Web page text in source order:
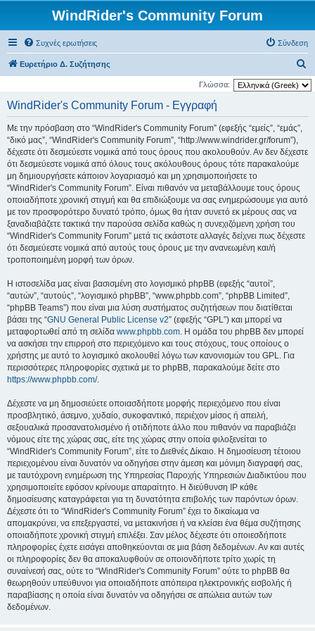
WindRider's Community Forum
Συχνές ερωτήσεις Σύνδεση
Ευρετήριο Δ. Συζήτησης
ν
η
Γλώσσα:
WindRider's Community Forum - Εγγραφή
Με την πρόσβαση στο “WindRider's Community Forum” (εφεξής “εμείς”, “εμάς”,
“δικό μας”, “WindRider's Community Forum”, “http://www.windrider.gr/forum”),
δέχεστε ότι δεσμεύεστε νομικά από τους όρους που ακολουθούν. Αν δεν δέχεστε
ότι δεσμεύεστε νομικά από όλους τους ακόλουθους όρους τότε παρακαλούμε
μη δημιουργήσετε κάποιον λογαριασμό και μη χρησιμοποιήσετε το
“WindRider's Community Forum”. Είναι πιθανόν να μεταβάλλουμε τους όρους
οποιαδήποτε χρονική στιγμή και θα επιδιώξουμε να σας ενημερώσουμε για αυτό
με τον προσφορότερο δυνατό τρόπο, όμως θα ήταν συνετό εκ μέρους σας να
ξαναδιαβάζετε τακτικά την παρούσα σελίδα καθώς η συνεχιζόμενη χρήση του
“WindRider's Community Forum” μετά τις εκάστοτε αλλαγές δείχνει πως δέχεστε
ότι δεσμεύεστε νομικά από αυτούς τους όρους με την ανανεωμένη και/ή
τροποποιημένη μορφή των όρων.
Η ιστοσελίδα μας είναι βασισμένη στο λογισμικό phpBB (εφεξής “αυτοί”,
“αυτών”, “αυτούς”, “λογισμικό phpBB”, “www.phpbb.com”, “phpBB Limited”,
“phpBB Teams”) που είναι μια λύση συστήματος συζητήσεων που διατίθεται
βάσει της “GNU General Public License v2” (εφεξής “GPL”) και μπορεί να
μεταφορτωθεί από τη σελίδα www.phpbb.com. Η ομάδα του phpBB δεν μπορεί
να ασκήσει την επιρροή στο περιεχόμενο και τους στόχους, τους οποίους ο
χρήστης με αυτό το λογισμικό ακολουθεί λόγω των κανονισμών του GPL. Για
περισσότερες πληροφορίες σχετικά με το phpBB, παρακαλούμε δείτε στο
https://www.phpbb.com/.
Δέχεστε να μη δημοσιεύετε οποιασδήποτε μορφής περιεχόμενο που είναι
προσβλητικό, άσεμνο, χυδαίο, συκοφαντικό, περιέχον μίσος ή απειλή,
σεξουαλικά προσανατολισμένο ή οτιδήποτε άλλο που πιθανόν να παραβιάζει
νόμους είτε της χώρας σας, είτε της χώρας στην οποία φιλοξενείται το
“WindRider's Community Forum”, είτε το Διεθνές Δίκαιο. Η δημοσίευση τέτοιου
περιεχομένου είναι δυνατόν να οδηγήσει στην άμεση και μόνιμη διαγραφή σας,
με ταυτόχρονη ενημέρωση της Υπηρεσίας Παροχής Υπηρεσιών Διαδικτύου που
χρησιμοποιείτε εφόσον κρίνουμε απαραίτητο. Η διεύθυνση IP κάθε
δημοσίευσης καταγράφεται για τη δυνατότητα επιβολής των παρόντων όρων.
Δέχεστε ότι το “WindRider's Community Forum” έχει το δικαίωμα να
απομακρύνει, να επεξεργαστεί, να μετακινήσει ή να κλείσει ένα θέμα συζήτησης
οποιαδήποτε χρονική στιγμή επιλέξει. Σαν μέλος δέχεστε ότι οποιεσδήποτε
πληροφορίες έχετε εισάγει αποθηκεύονται σε μια βάση δεδομένων. Αν και αυτές
οι πληροφορίες δεν θα αποκαλυφθούν σε οποιονδήποτε τρίτο χωρίς τη
συναίνεσή σας, ούτε το “WindRider's Community Forum” ούτε το phpBB θα
θεωρηθούν υπεύθυνοι για οποιαδήποτε απόπειρα ηλεκτρονικής εισβολής ή
παραβίασης η οποία είναι δυνατόν να οδηγήσει σε απώλεια αυτών των
δεδομένων.